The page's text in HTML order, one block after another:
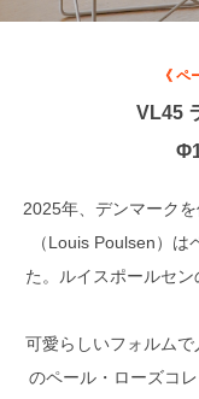
《 ペ
VL45
2025年、デンマーク
（Louis Poulsen）
た。ルイスポールセ
可愛らしいフォルム
のペール・ローズコ